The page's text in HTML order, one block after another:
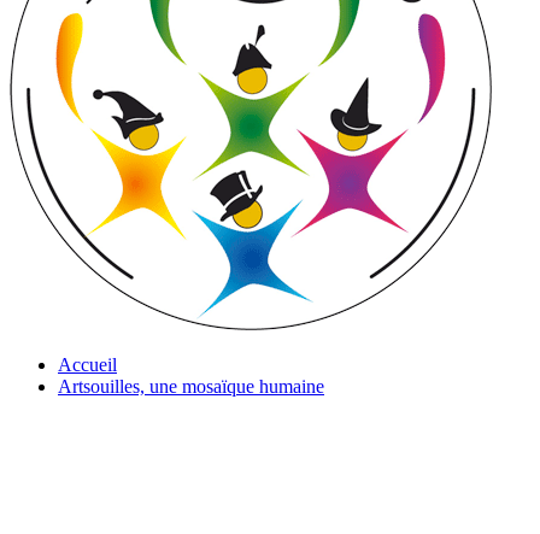
Accueil
Artsouilles, une mosaïque humaine